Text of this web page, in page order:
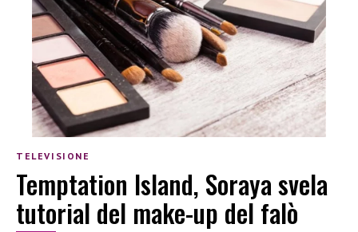
TELEVISIONE
Temptation Island, Soraya svela
tutorial del make-up del falò